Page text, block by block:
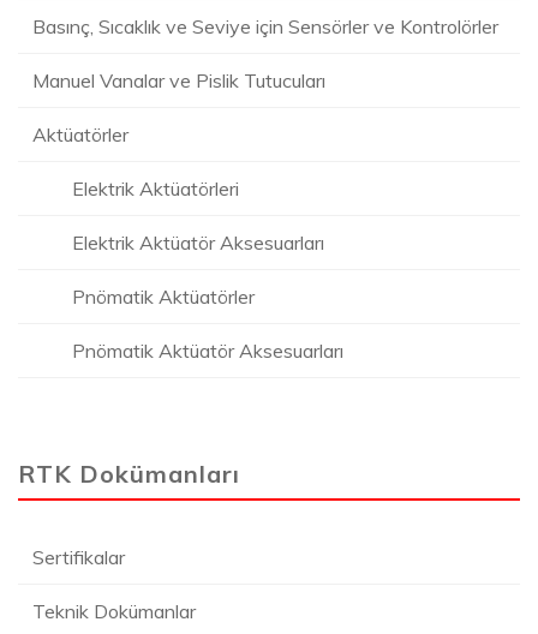
Basınç, Sıcaklık ve Seviye için Sensörler ve Kontrolörler
Manuel Vanalar ve Pislik Tutucuları
Aktüatörler
Elektrik Aktüatörleri
Elektrik Aktüatör Aksesuarları
Pnömatik Aktüatörler
Pnömatik Aktüatör Aksesuarları
RTK Dokümanları
Sertifikalar
Teknik Dokümanlar